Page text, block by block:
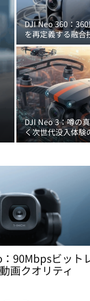
DJI Neo 360：
を再定義する融合
DJI Neo 3：噂の
く次世代没入体験
90Mbpsビット
画クオリティ